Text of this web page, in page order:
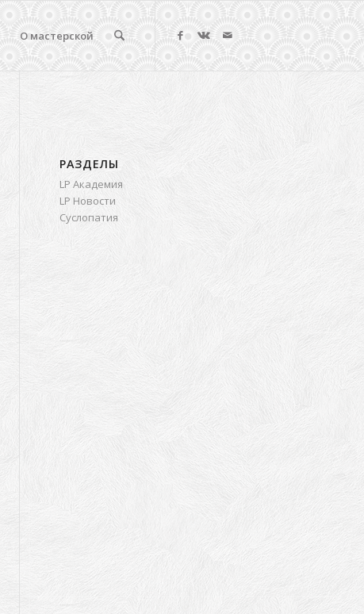
О мастерской
РАЗДЕЛЫ
LP Академия
LP Новости
Суслопатия